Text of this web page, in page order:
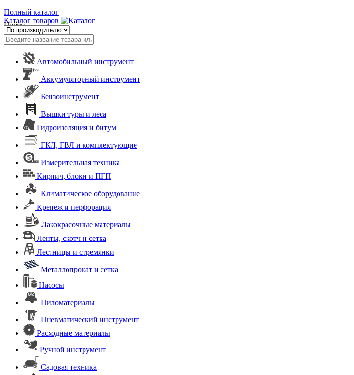
Полный каталог
Каталог товаров
Найти
Автомобильный инструмент
Аккумуляторный инструмент
Бензоинструмент
Вышки туры и леса
Гидроизоляция и битум
ГКЛ, ГВЛ и комплектующие
Измерительная техника
Кирпич, блоки и ПГП
Климатическое оборудование
Крепеж и перфорация
Лакокрасочные материалы
Ленты, скотч и сетка
Лестницы и стремянки
Металлопрокат и сетка
Насосы
Пиломатериалы
Пневматический инструмент
Расходные материалы
Ручной инструмент
Садовая техника